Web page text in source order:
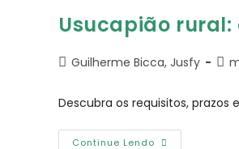
Usucapião
Guilherme Bicca, Jusfy
Descubra os requisitos,
Continue Lendo